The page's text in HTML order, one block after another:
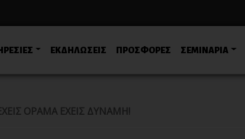
ΕΚΔΗΛΩΣΕΙΣ ΠΡΟΣΦΟΡΕΣ ΣΕΜΙΝΑΡΙΑ
ΟΡΑΜΑ ΕΧΕΙΣ ΔΥΝΑΜΗ!